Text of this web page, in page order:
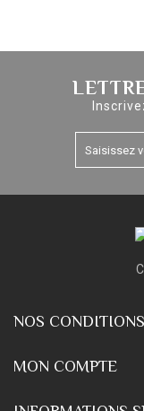
NOS CONDITIONS
MON COMPTE